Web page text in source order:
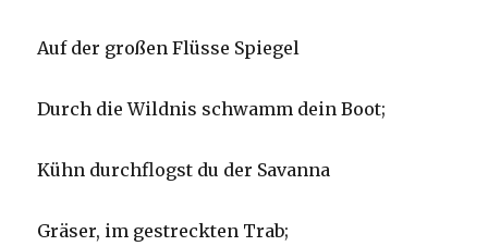
Auf der großen Flüsse Spiegel
Durch die Wildnis schwamm dein Boot;
Kühn durchflogst du der Savanna
Gräser, im gestreckten Trab;